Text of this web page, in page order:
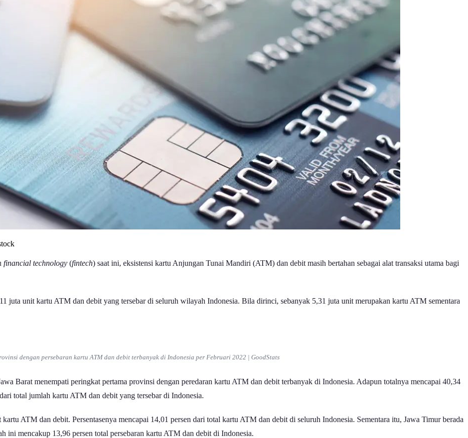
financial technology (fintech) saat ini, eksistensi kartu Anjungan Tunai Mandiri (ATM) dan debit masih bertahan sebagai alat transaksi utama bagi
juta unit kartu ATM dan debit yang tersebar di seluruh wilayah Indonesia. Bila dirinci, sebanyak 5,31 juta unit merupakan kartu ATM sementara
dengan persebaran kartu ATM dan debit terbanyak di Indonesia per Februari 2022 | GoodStats
Barat menempati peringkat pertama provinsi dengan peredaran kartu ATM dan debit terbanyak di Indonesia. Adapun totalnya mencapai 40,34
total jumlah kartu ATM dan debit yang tersebar di Indonesia.
ATM dan debit. Persentasenya mencapai 14,01 persen dari total kartu ATM dan debit di seluruh Indonesia. Sementara itu, Jawa Timur berada
ini mencakup 13,96 persen total persebaran kartu ATM dan debit di Indonesia.